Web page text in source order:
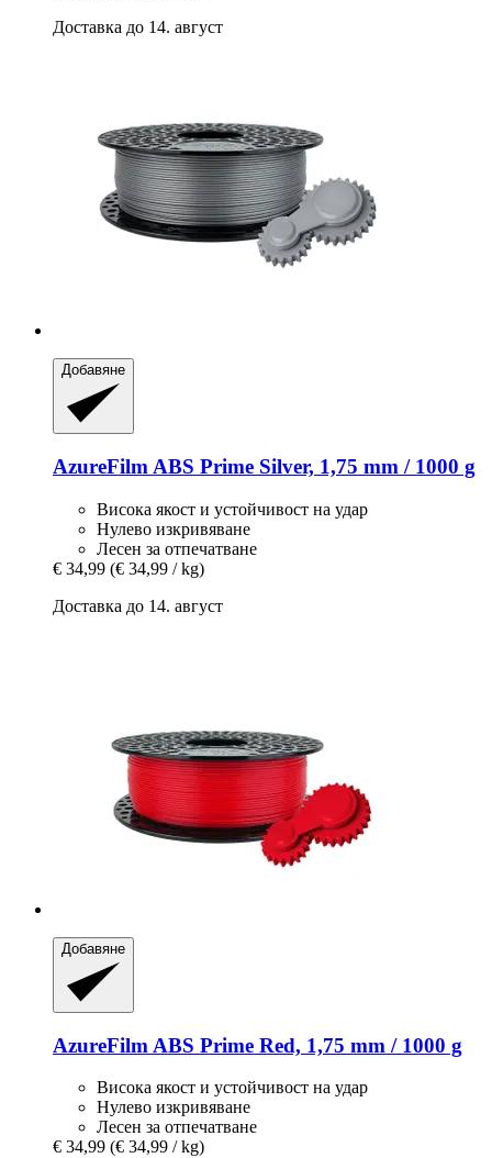
Доставка до 14. август
Добавяне
AzureFilm ABS Prime Silver, 1,75 mm / 1000 g
Висока якост и устойчивост на удар
Нулево изкривяване
Лесен за отпечатване
€ 34,99 (€ 34,99 / kg)
Доставка до 14. август
Добавяне
AzureFilm ABS Prime Red, 1,75 mm / 1000 g
Висока якост и устойчивост на удар
Нулево изкривяване
Лесен за отпечатване
€ 34,99 (€ 34,99 / kg)